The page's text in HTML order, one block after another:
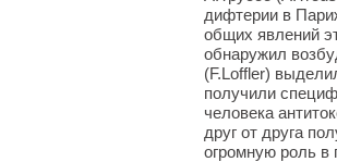
дифтерии в
общих явлений
обнаружил
(F.Loffler)
получили
человека
друг от друга
огромную роль в